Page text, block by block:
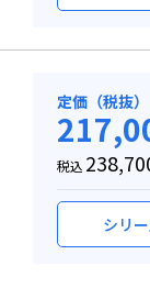
定価（税抜）
税込
シリ